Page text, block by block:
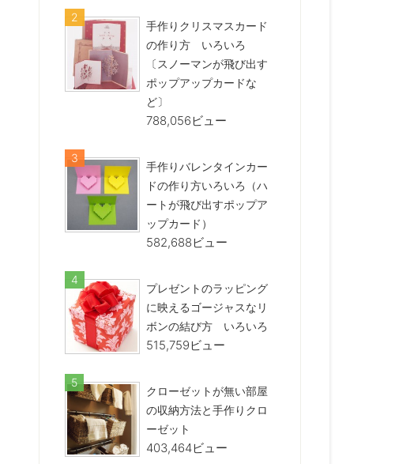
手作りクリスマスカード
の作り方 いろいろ
〔スノーマンが飛び出す
ポップアップカードな
ど〕
788,056ビュー
手作りバレンタインカー
ドの作り方いろいろ（ハ
ートが飛び出すポップア
ップカード）
582,688ビュー
プレゼントのラッピング
に映えるゴージャスなリ
ボンの結び方 いろいろ
515,759ビュー
クローゼットが無い部屋
の収納方法と手作りクロ
ーゼット
403,464ビュー